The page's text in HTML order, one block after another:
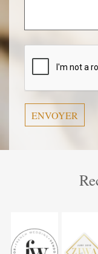
champ
vide.